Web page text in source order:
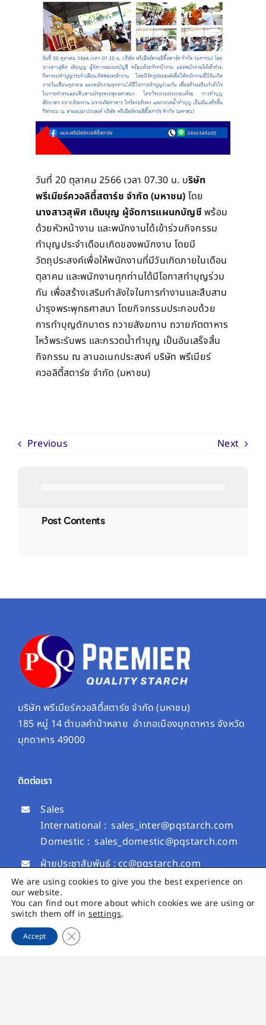
วันที่ 20 ตุลาคม 2566 เวลา 07.30 น. บริษัท
พรีเมียร์ควอลิตี้สตาร์ช จำกัด (มหาชน) โดย
นางสาวสุพิศ เติมบุญ ผู้จัดการแผนกบัญชี​ พร้อม
ด้วยหัวหน้างาน และพนักงานได้เข้าร่วมกิจกรรม
ทำบุญประจำเดือนเกิดของพนักงาน โดยมี
วัตถุประสงค์เพื่อให้พนักงานที่มีวันเกิดภายในเดือน
ตุลาคม และพนักงานทุกท่านได้มีโอกาสทำบุญร่วม
กัน เพื่อสร้างเสริมกำลังใจในการทำงานและสืบสาน
บำรุงพระพุทธศาสนา โดยกิจกรรมประกอบด้วย
การทำบุญตักบาตร ถวายสังฆทาน ถวายภัตตาหาร
ไหว้พระรับพร และกรวดน้ำทำบุญ เป็นอันเสร็จสิ้น
กิจกรรม ณ ลานอเนกประสงค์ บริษัท พรีเมียร์
ควอลิตี้สตาร์ช จำกัด (มหาชน)
Previous Next
Post Contents
บริษัท พรีเมียร์ควอลิตี้สตาร์ช จํากัด (มหาชน)
185 หมู่ 14 ตำบลคำป่าหลาย อำเภอเมืองมุกดาหาร จังหวัด
มุกดาหาร 49000
ติดต่อเรา
Sales
International :sales_inter@pqstarch.com
Domestic :sales_domestic@pqstarch.com
ฝ่ายประชาสัมพันธ์ : cc@pqstarch.com
ฝ่ายนักลงทุนสัมพันธ์ :ir@pqstarch.com
+66 (0) 4264 3818
+66 (0) 4264 3819
PQS Growth
We are using cookies to give you the best experience on
our website.
You can find out more about which cookies we are using or
switch them off in settings.
Accept Close GDPR Cookie Banner